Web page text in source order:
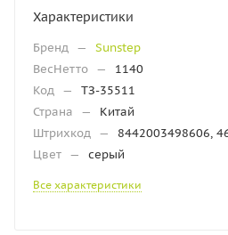
Характеристики
Бренд —
Sunstep
ВесНетто —
1140
Код —
ТЗ-35511
Страна
—
Китай
Штрихкод —
8442003498606,
Цвет — серый
Все характеристики